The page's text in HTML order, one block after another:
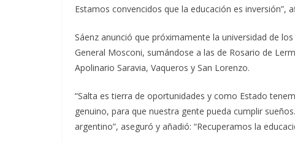
Estamos convencidos que la educación es inversión”,
Sáenz anunció que próximamente la universidad de
General Mosconi, sumándose a las de Rosario de
Apolinario Saravia, Vaqueros y San Lorenzo.
“Salta es tierra de oportunidades y como Estado
genuino, para que nuestra gente pueda cumplir
argentino”, aseguró y añadió: “Recuperamos la